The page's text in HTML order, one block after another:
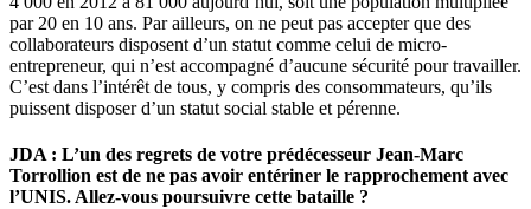
par 20 en 10 ans. Par ailleurs, on ne peut pas accepter que des
collaborateurs disposent d’un statut comme celui de micro-
entrepreneur, qui n’est accompagné d’aucune sécurité pour travailler.
C’est dans l’intérêt de tous, y compris des consommateurs, qu’ils
puissent disposer d’un statut social stable et pérenne.
JDA : L’un des regrets de votre prédécesseur Jean-Marc
Torrollion est de ne pas avoir entériner le rapprochement avec
l’UNIS. Allez-vous poursuivre cette bataille ?